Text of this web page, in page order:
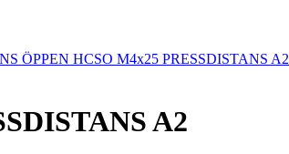
ÖPPEN HCSO M4x25 PRESSDISTANS A2
A2